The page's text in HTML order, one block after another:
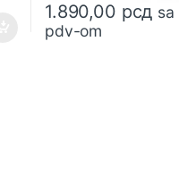
1.890,00 рсд sa
pdv-om